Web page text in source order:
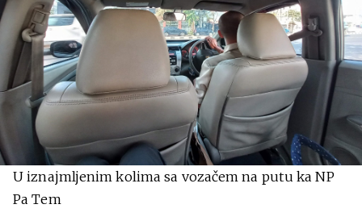
U iznajmljenim kolima sa vozačem na putu ka NP
Pa Tem